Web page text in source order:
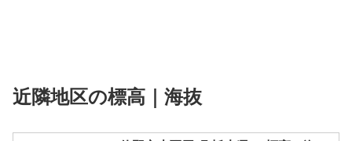
近隣地区の標高｜海抜